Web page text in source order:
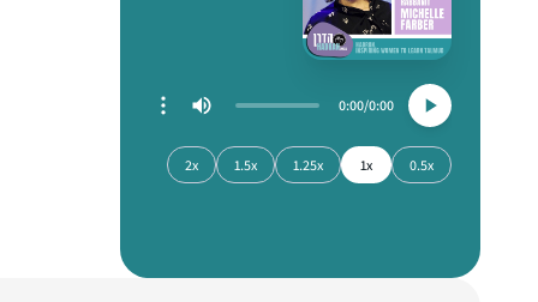
0:00
0:00
0.5x
1x
1.25x
1.5x
2x